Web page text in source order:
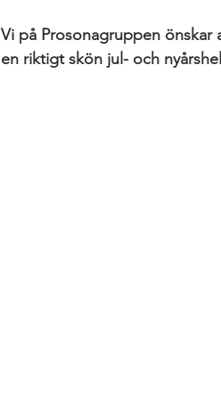
Vi på Prosonagruppen önskar
en riktigt skön jul- och